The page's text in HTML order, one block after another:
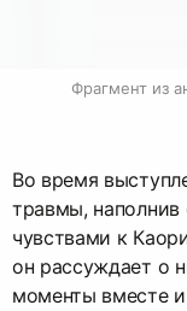
Фрагмент из
Во время
травмы, наполнив
чувствами к
он рассуждает о
моменты вместе